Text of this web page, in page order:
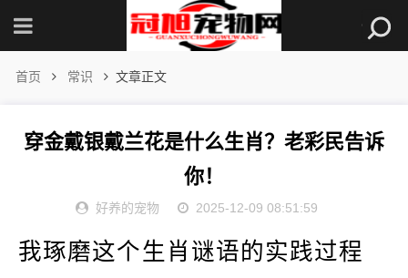
首页 常识 文章正文
穿金戴银戴兰花是什么生肖？老彩民告诉
你！
好养的宠物 2025-12-09 08:51:59
我琢磨这个生肖谜语的实践过程